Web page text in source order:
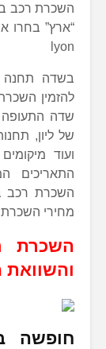
השכרת רכב
“ארץ” בחרו
lyon
בשדה תחנה
להזמין
שדה התעופה
ועוד
התאריכים
השכרת רכב
מחירי השכרת
השכרת
והשוואת
חופשה